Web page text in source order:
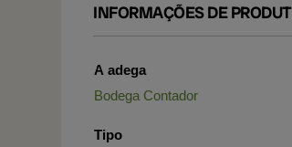
INFORMAÇÕES DE
A adega
Bodega Contador
Tipo